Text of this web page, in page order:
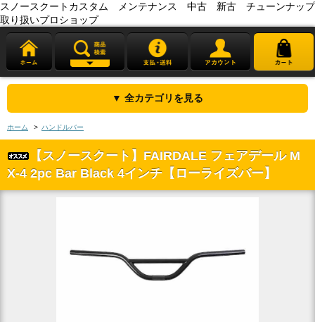
スノースクートカスタム メンテナンス 中古 新古 チューンナップ
取り扱いプロショップ
▼ 全カテゴリを見る
ホーム > ハンドルバー
【スノースクート】FAIRDALE フェアデール M
X-4 2pc Bar Black 4インチ【ローライズバー】